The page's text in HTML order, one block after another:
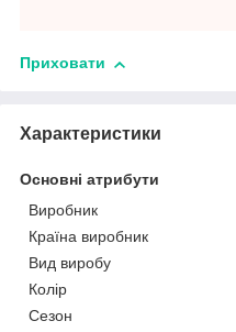
Приховати
Характеристики
Основні атрибути
Виробник
Країна виробник
Вид виробу
Колір
Сезон